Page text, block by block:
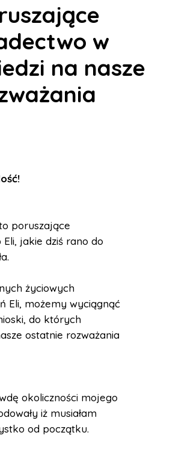
w
na nasze
!
poruszające
jakie dziś rano do
życiowych
Eli, możemy wyciągnąć
do których
ostatnie rozważania
okoliczności mojego
iż musiałam
od początku.